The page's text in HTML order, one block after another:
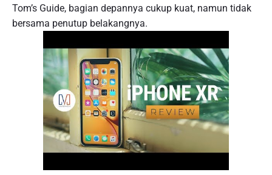
Tom’s Guide, bagian depannya cukup kuat, namun tidak
bersama penutup belakangnya.